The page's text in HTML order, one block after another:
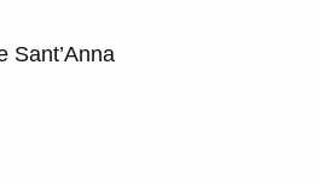
Sant’Anna